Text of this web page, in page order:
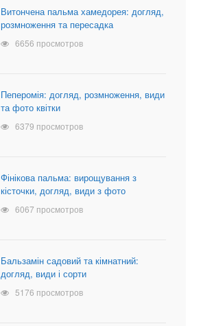
Витончена пальма хамедорея: догляд,
розмноження та пересадка
6656 просмотров
Пеперомія: догляд, розмноження, види
та фото квітки
6379 просмотров
Фінікова пальма: вирощування з
кісточки, догляд, види з фото
6067 просмотров
Бальзамін садовий та кімнатний:
догляд, види і сорти
5176 просмотров